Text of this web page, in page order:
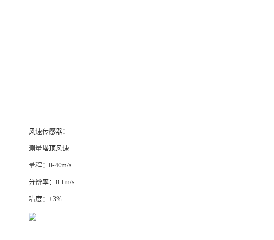
风速传感器：
测量塔顶风速
量程： 0-40m/s
分辨率： 0.1m/s
精度： ±3%